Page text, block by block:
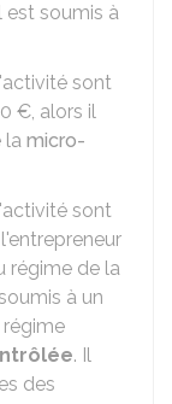
est soumis à
sont
€, alors il
la micro-
sont
régime de la
à un
. Il
des